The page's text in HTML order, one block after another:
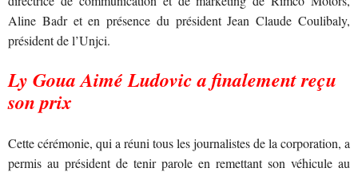
Aline Badr et en présence du président Jean Claude Coulibaly,
président de l’Unjci.
Ly Goua Aimé Ludovic a finalement reçu
son prix
Cette cérémonie, qui a réuni tous les journalistes de la corporation, a
permis au président de tenir parole en remettant son véhicule au